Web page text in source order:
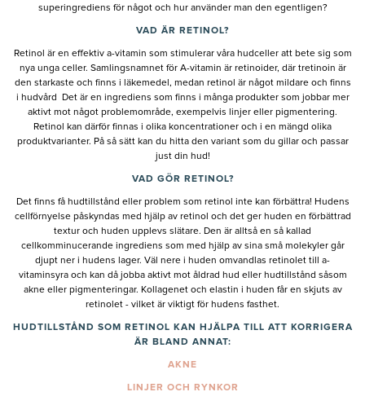
superingrediens för något och hur använder man den egentligen?
VAD ÄR RETINOL?
Retinol är en effektiv a-vitamin som stimulerar våra hudceller att bete sig som
nya unga celler. Samlingsnamnet för A-vitamin är retinoider, där tretinoin är
den starkaste och finns i läkemedel, medan retinol är något mildare och finns
i hudvård Det är en ingrediens som finns i många produkter som jobbar mer
aktivt mot något problemområde, exempelvis linjer eller pigmentering.
Retinol kan därför finnas i olika koncentrationer och i en mängd olika
produktvarianter. På så sätt kan du hitta den variant som du gillar och passar
just din hud!
VAD GÖR RETINOL?
Det finns få hudtillstånd eller problem som retinol inte kan förbättra! Hudens
cellförnyelse påskyndas med hjälp av retinol och det ger huden en förbättrad
textur och huden upplevs slätare. Den är alltså en så kallad
cellkomminucerande ingrediens som med hjälp av sina små molekyler går
djupt ner i hudens lager. Väl nere i huden omvandlas retinolet till a-
vitaminsyra och kan då jobba aktivt mot åldrad hud eller hudtillstånd såsom
akne eller pigmenteringar. Kollagenet och elastin i huden får en skjuts av
retinolet - vilket är viktigt för hudens fasthet.
HUDTILLSTÅND SOM RETINOL KAN HJÄLPA TILL ATT KORRIGERA
ÄR BLAND ANNAT:
AKNE
LINJER OCH RYNKOR